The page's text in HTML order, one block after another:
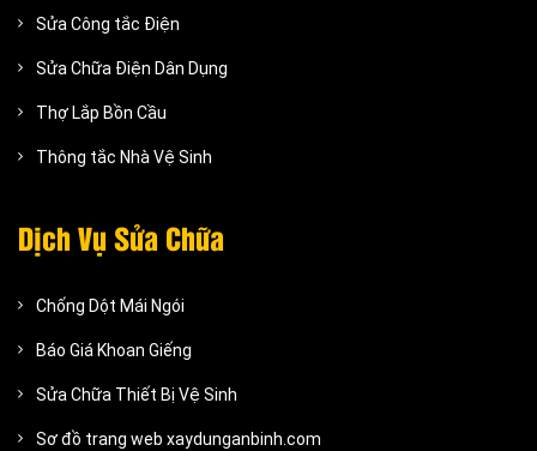
Sửa Công tắc Điện
Sửa Chữa Điện Dân Dụng
Thợ Lắp Bồn Cầu
Thông tắc Nhà Vệ Sinh
Dịch Vụ Sửa Chữa
Chống Dột Mái Ngói
Báo Giá Khoan Giếng
Sửa Chữa Thiết Bị Vệ Sinh
Sơ đồ trang web xaydunganbinh.com